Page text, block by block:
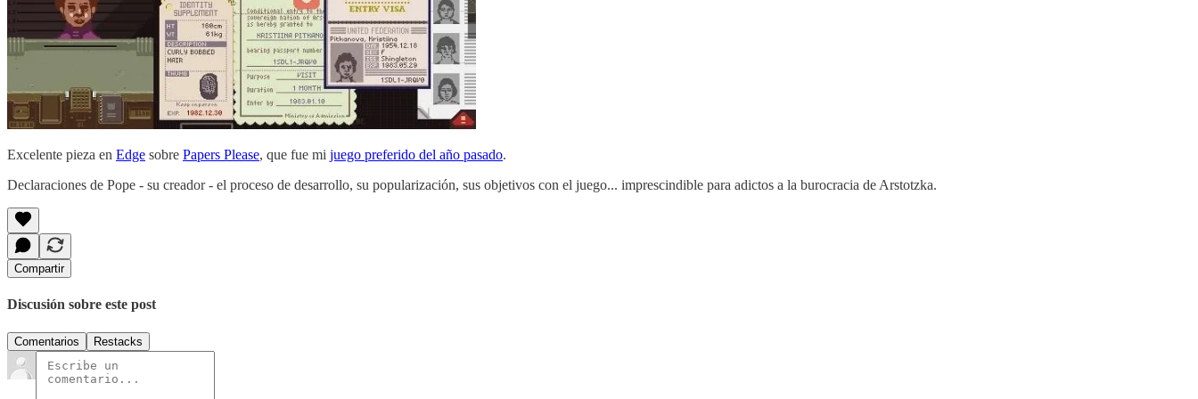
Excelente pieza en Edge sobre Papers Please, que fue mi juego preferido del año pasado.
Declaraciones de Pope - su creador - el proceso de desarrollo, su popularización, sus objetivos con el juego... imprescindible para adictos a la burocracia de Arstotzka.
Compartir
Discusión sobre este post
Comentarios Restacks